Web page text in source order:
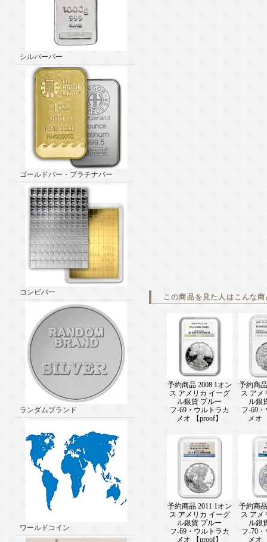
シルバーバー
ゴールドバー・プラチナバー
コンビバー
ランダムブランド
ワールドコイン
この商品を見た人はこんな
予約商品 2008 1オン
ス アメリカ イーグ
ル銀貨 プルー
フ-69・ウルトラカ
メオ 【proof】
予約商
ス アメ
ル銀
フ-69
メオ
予約商品 2011 1オン
ス アメリカ イーグ
ル銀貨 プルー
フ-69・ウルトラカ
メオ 【proof】
予約商
ス アメ
ル銀
フ-70
メオ